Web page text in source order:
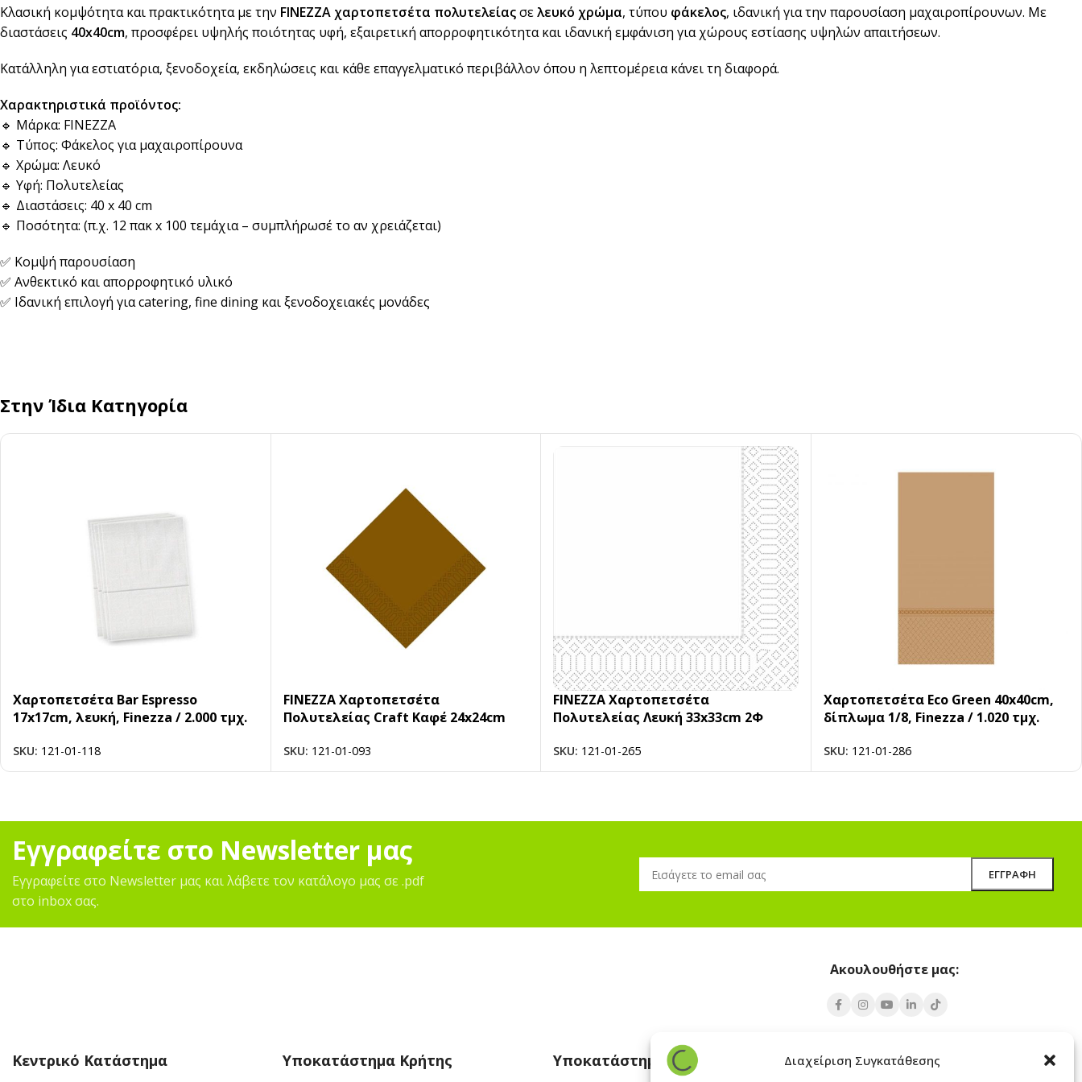
Διαχείριση Συγκατάθεσης
ΜΕΤΑΦΟΡΑ ΦΑΓΗΤΟΥ
Κουβέρ
Σακουλάκια
Τσάντες
Αναδευτήρες
ΑΝΑΛΩΣΙΜΑ ΕΣΤΙΑΣΗΣ
Αντικολλητικό Χαρτί &
Καύσιμη Ύλη
BRANDED ΛΥΣΕΙΣ
Χάρτινα Ποτήρια
Χαρτιά Περιτυλίγματος
Κλασική κομψότητα και πρακτικότητα με την FINEZZA χαρτοπετσέτα πολυτελείαςσελευκό χρώμα, τύπου φάκελος, ιδανική για την παρουσίαση μαχαιροπίρουνων. Με
διαστάσεις 40x40cm, προσφέρει υψηλής ποιότητας υφή, εξαιρετική απορροφητικότητα και ιδανική εμφάνιση για χώρους εστίασης υψηλών απαιτήσεων.
Κατάλληλη για εστιατόρια, ξενοδοχεία, εκδηλώσεις και κάθε επαγγελματικό περιβάλλον όπου η λεπτομέρεια κάνει τη διαφορά.
Χαρακτηριστικά προϊόντος:
🔹 Μάρκα: FINEZZA
🔹 Τύπος: Φάκελος για μαχαιροπίρουνα
🔹 Χρώμα: Λευκό
🔹 Υφή: Πολυτελείας
🔹 Διαστάσεις: 40 x 40 cm
🔹 Ποσότητα: (π.χ. 12 πακ x 100 τεμάχια – συμπλήρωσέ το αν χρειάζεται)
✅ Κομψή παρουσίαση
✅ Ανθεκτικό και απορροφητικό υλικό
✅ Ιδανική επιλογή για catering, fine dining και ξενοδοχειακές μονάδες
Στην Ίδια Κατηγορία
Χαρτοπετσέτα Bar Espresso
17x17cm, λευκή, Finezza / 2.000 τμχ.
SKU: 121-01-118
FINEZZA Χαρτοπετσέτα
Πολυτελείας Craft Καφέ 24x24cm
SKU: 121-01-093
FINEZZA Χαρτοπετσέτα
Πολυτελείας Λευκή 33x33cm 2Φ
SKU: 121-01-265
Χαρτοπετσέτα Eco Green 40x40cm,
δίπλωμα 1/8, Finezza / 1.020 τμχ.
SKU: 121-01-286
Εγγραφείτε στο Newsletter μας
Εγγραφείτε στο Newsletter μας και λάβετε τον κατάλογο μας σε .pdf
στο inbox σας.
Ακουλουθήστε μας:
Κεντρικό Κατάστημα Υποκατάστημα Κρήτης Υποκατάστημα Πάρου Υποκατάστημα Σαντορίνης